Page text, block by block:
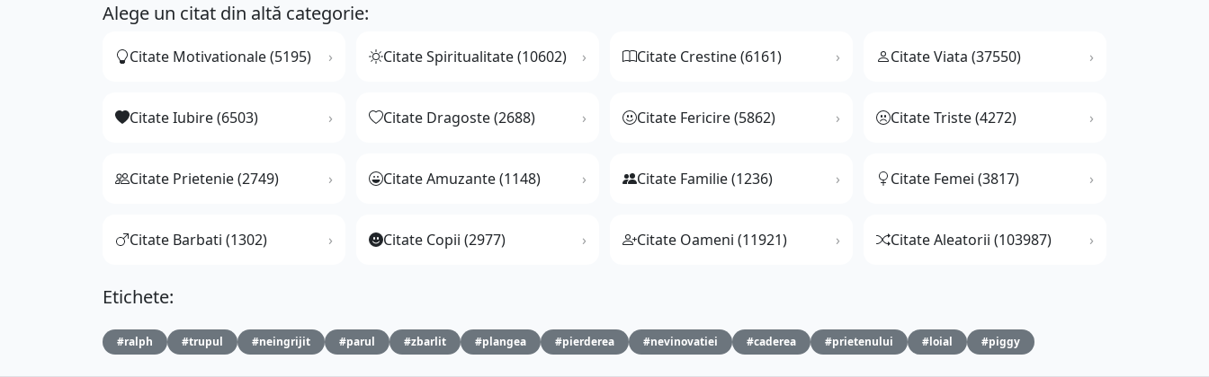
Alege un citat din altă categorie:
Citate Motivationale (5195) Citate Spiritualitate (10602) Citate Crestine (6161) Citate Viata (37550)
Citate Iubire (6503) Citate Dragoste (2688) Citate Fericire (5862) Citate Triste (4272)
Citate Prietenie (2749) Citate Amuzante (1148) Citate Familie (1236) Citate Femei (3817)
Citate Barbati (1302) Citate Copii (2977) Citate Oameni (11921) Citate Aleatorii (103987)
Etichete:
#ralph #trupul #neingrijit #parul #zbarlit #plangea #pierderea #nevinovatiei #caderea #prietenului #loial #piggy